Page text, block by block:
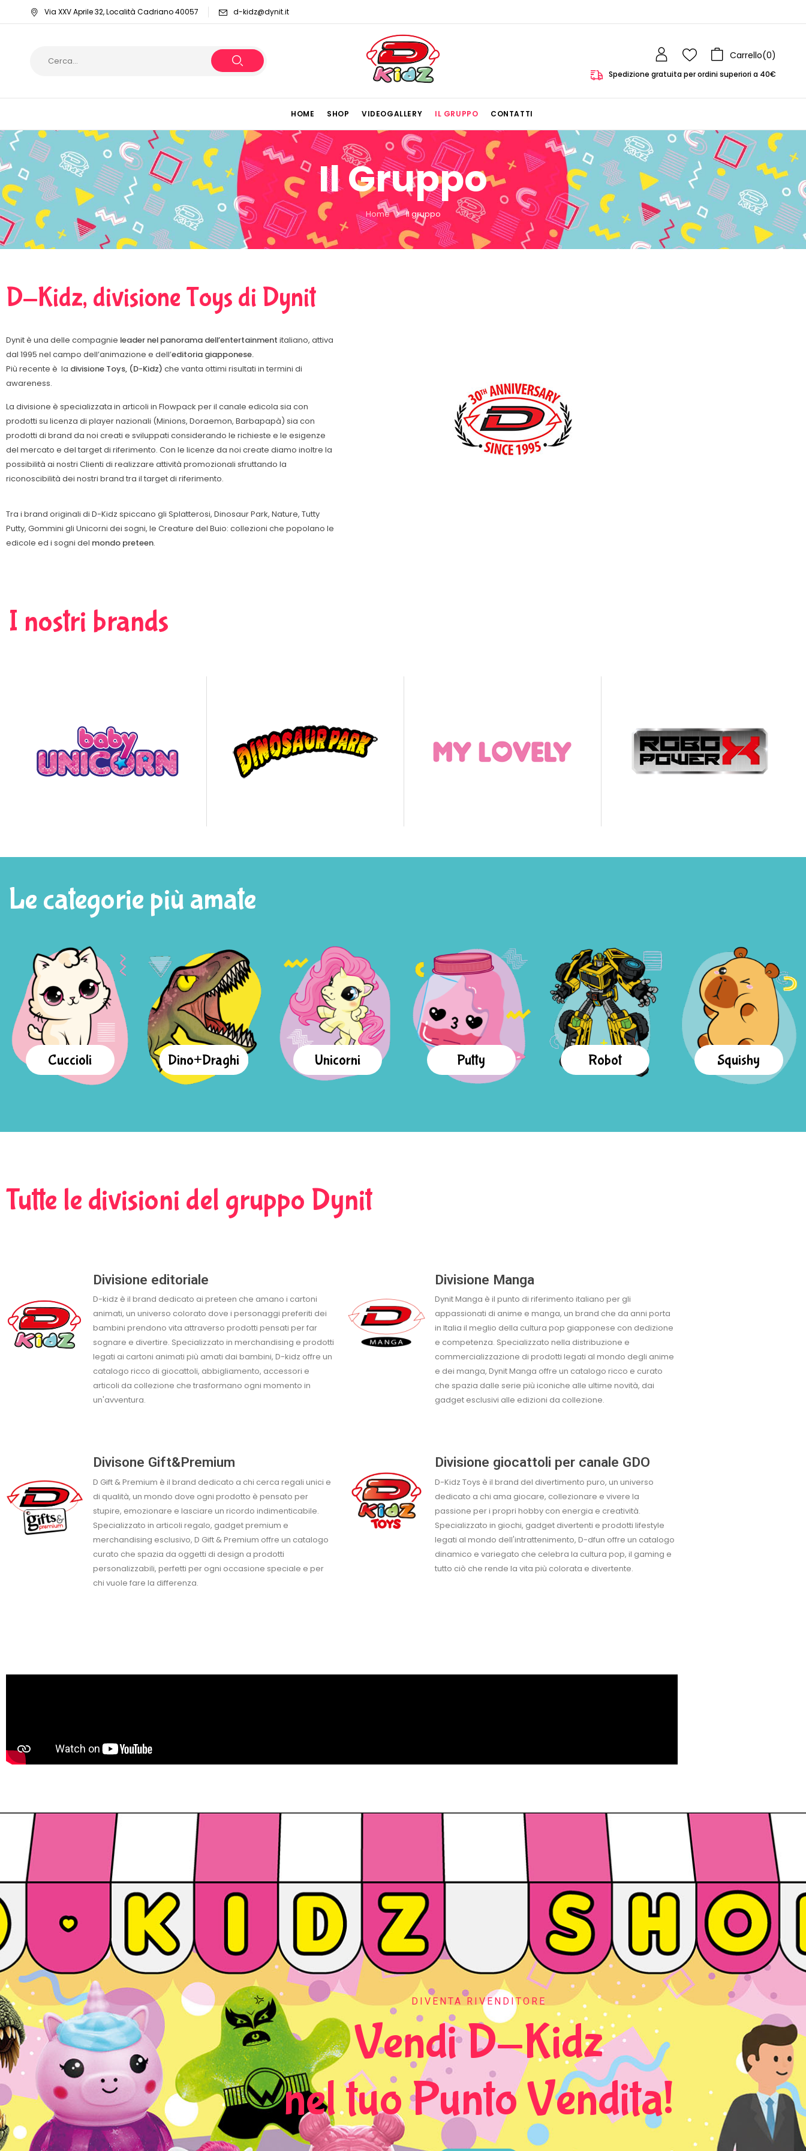
Via XXV Aprile 32, Località Cadriano 40057 d-kidz@dynit.it
Carrello(0)
Spedizione gratuita per ordini superiori a 40€
HOME SHOP VIDEOGALLERY IL GRUPPO CONTATTI
Il Gruppo
Home Il gruppo
D-Kidz, divisione Toys di Dynit
Dynit è una delle compagnie leader nel panorama dell’entertainment italiano, attiva
dal 1995 nel campo dell’animazione e dell’editoria giapponese.
Più recente è la divisione Toys, (D-Kidz) che vanta ottimi risultati in termini di
awareness.
La divisione è specializzata in articoli in Flowpack per il canale edicola sia con
prodotti su licenza di player nazionali (Minions, Doraemon, Barbapapà) sia con
prodotti di brand da noi creati e sviluppati considerando le richieste e le esigenze
del mercato e del target di riferimento. Con le licenze da noi create diamo inoltre la
possibilità ai nostri Clienti di realizzare attività promozionali sfruttando la
riconoscibilità dei nostri brand tra il target di riferimento.
Tra i brand originali di D-Kidz spiccano gli Splatterosi, Dinosaur Park, Nature, Tutty
Putty, Gommini gli Unicorni dei sogni, le Creature del Buio: collezioni che popolano le
edicole ed i sogni del mondo preteen.
I nostri brands
Le categorie più amate
Cuccioli Dino+Draghi Unicorni Putty Robot Squishy
Tutte le divisioni del gruppo Dynit
Divisione editoriale
D-kidz è il brand dedicato ai preteen che amano i cartoni
animati, un universo colorato dove i personaggi preferiti dei
bambini prendono vita attraverso prodotti pensati per far
sognare e divertire. Specializzato in merchandising e prodotti
legati ai cartoni animati più amati dai bambini, D-kidz offre un
catalogo ricco di giocattoli, abbigliamento, accessori e
articoli da collezione che trasformano ogni momento in
un'avventura.
Divisione Manga
Dynit Manga è il punto di riferimento italiano per gli
appassionati di anime e manga, un brand che da anni porta
in Italia il meglio della cultura pop giapponese con dedizione
e competenza. Specializzato nella distribuzione e
commercializzazione di prodotti legati al mondo degli anime
e dei manga, Dynit Manga offre un catalogo ricco e curato
che spazia dalle serie più iconiche alle ultime novità, dai
gadget esclusivi alle edizioni da collezione.
Divisone Gift&Premium
D Gift & Premium è il brand dedicato a chi cerca regali unici e
di qualità, un mondo dove ogni prodotto è pensato per
stupire, emozionare e lasciare un ricordo indimenticabile.
Specializzato in articoli regalo, gadget premium e
merchandising esclusivo, D Gift & Premium offre un catalogo
curato che spazia da oggetti di design a prodotti
personalizzabili, perfetti per ogni occasione speciale e per
chi vuole fare la differenza.
Divisione giocattoli per canale GDO
D-Kidz Toys è il brand del divertimento puro, un universo
dedicato a chi ama giocare, collezionare e vivere la
passione per i propri hobby con energia e creatività.
Specializzato in giochi, gadget divertenti e prodotti lifestyle
legati al mondo dell'intrattenimento, D-dfun offre un catalogo
dinamico e variegato che celebra la cultura pop, il gaming e
tutto ciò che rende la vita più colorata e divertente.
DIVENTA RIVENDITORE
Vendi D-Kidz
nel tuo Punto Vendita!